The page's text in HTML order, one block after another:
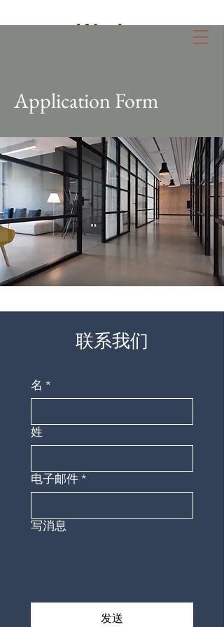
Application Form
联系我们
名 *
姓
电子邮件 *
写消息
发送